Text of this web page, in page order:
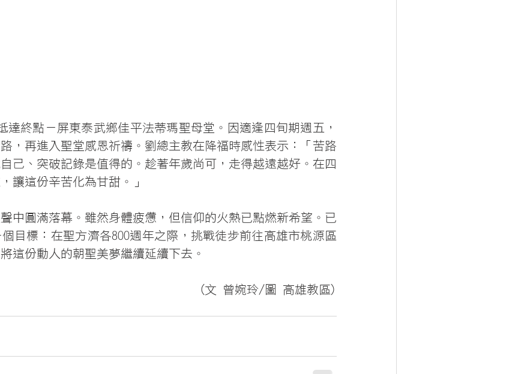
達終點－屏東泰武鄉佳平法蒂瑪聖母堂。因適逢四旬期週五，
，再進入聖堂感恩祈禱。劉總主教在降福時感性表示：「苦路
己、突破記錄是值得的。趁著年歲尚可，走得越遠越好。在四
讓這份辛苦化為甘甜。」
中圓滿落幕。雖然身體疲憊，但信仰的火熱已點燃新希望。已
目標：在聖方濟各800週年之際，挑戰徒步前往高雄市桃源區
這份動人的朝聖美夢繼續延續下去。
(文 曾婉玲/圖 高雄教區)